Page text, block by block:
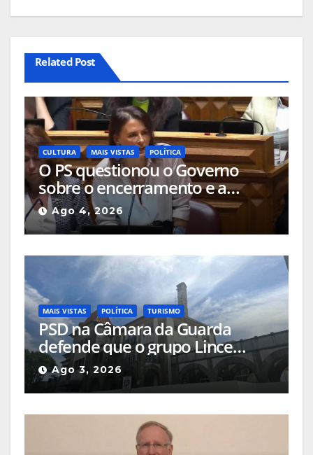
Related Post
CULTURA MAIS VISTAS POLÍTICA
O PS questionou o Governo
sobre o encerramento e a
alteração de uso das salas de
cinema da Guarda
Ago 4, 2026
MAIS VISTAS POLÍTICA TURISMO
PSD na Câmara da Guarda
defende que o grupo Lince
deveria apresentar, na cidade, o
projeto que pretende
implementar no Hotel Turismo
Ago 3, 2026